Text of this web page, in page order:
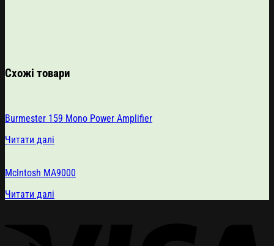
Схожі товари
Burmester 159 Mono Power Amplifier
Читати далі
McIntosh MA9000
Читати далі